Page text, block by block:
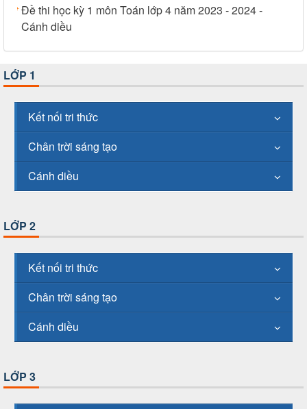
Đề thi học kỳ 1 môn Toán lớp 4 năm 2023 - 2024 -
Cánh diều
LỚP 1
Kết nối tri thức
Chân trời sáng tạo
Cánh diều
LỚP 2
Kết nối tri thức
Chân trời sáng tạo
Cánh diều
LỚP 3